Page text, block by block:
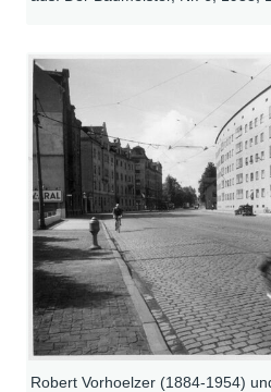
Robert Vorhoelzer (1884-1954)